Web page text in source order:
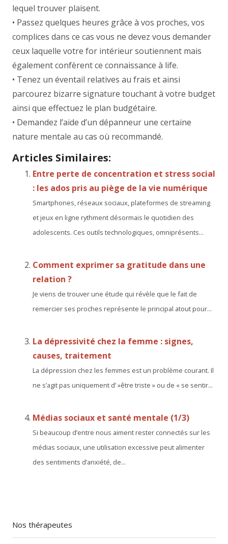
lequel trouver plaisent.
• Passez quelques heures grâce à vos proches, vos
complices dans ce cas vous ne devez vous demander
ceux laquelle votre for intérieur soutiennent mais
également confèrent ce connaissance à life.
• Tenez un éventail relatives au frais et ainsi
parcourez bizarre signature touchant à votre budget
ainsi que effectuez le plan budgétaire.
• Demandez l’aide d’un dépanneur une certaine
nature mentale au cas où recommandé.
Articles Similaires:
Entre perte de concentration et stress social
: les ados pris au piège de la vie numérique
Smartphones, réseaux sociaux, plateformes de streaming
et jeux en ligne rythment désormais le quotidien des
adolescents. Ces outils technologiques, omniprésents...
Comment exprimer sa gratitude dans une
relation ?
Je viens de trouver une étude qui révèle que le fait de
remercier ses proches représente le principal atout pour...
La dépressivité chez la femme : signes,
causes, traitement
La dépression chez les femmes est un problème courant. Il
ne s’agit pas uniquement d’ »être triste » ou de « se sentir...
Médias sociaux et santé mentale (1/3)
Si beaucoup d’entre nous aiment rester connectés sur les
médias sociaux, une utilisation excessive peut alimenter
des sentiments d’anxiété, de...
Nos thérapeutes